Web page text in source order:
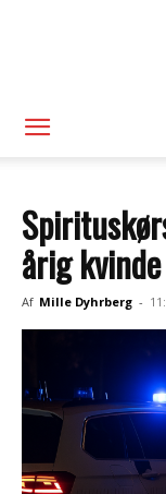
årig
Af Mille Dyhrberg -